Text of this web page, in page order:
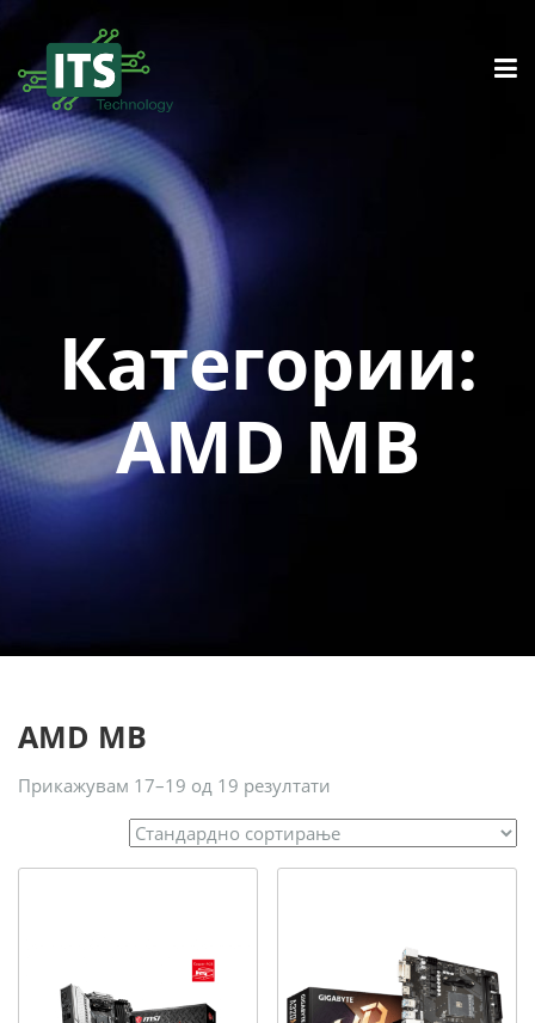
Категории:
AMD MB
AMD MB
Прикажувам 17–19 од 19 резултати